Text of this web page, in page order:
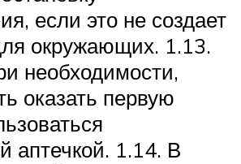
если это не создает
окружающих. 1.13.
необходимости,
оказать первую
аптечкой. 1.14. В